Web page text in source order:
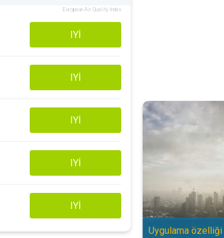
European Air Quality Index
IYI
IYI
IYI
IYI
IYI
Hava kalite İndeksi
Uygulama özelliği